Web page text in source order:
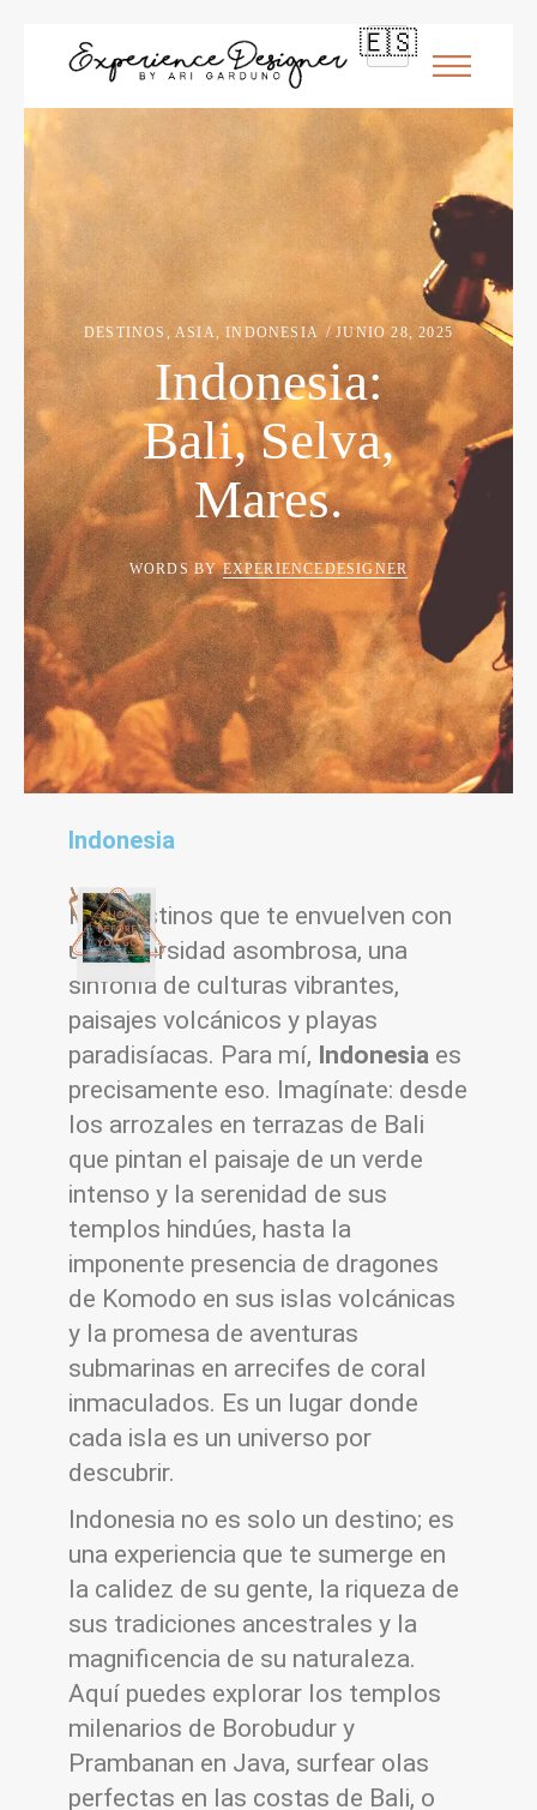
🇪🇸
DESTINOS ASIA ,INDONESIA JUNIO 28, 2025
Indonesia:
Bali, Selva,
Mares.
WORDS BYEXPERIENCEDESIGNER
Indonesia
Hay destinos que te envuelven con
una diversidad asombrosa, una
sinfonía de culturas vibrantes,
paisajes volcánicos y playas
paradisíacas. Para mí, Indonesiaes
precisamente eso. Imagínate: desde
los arrozales en terrazas de Bali
que pintan el paisaje de un verde
intenso y la serenidad de sus
templos hindúes, hasta la
imponente presencia de dragones
de Komodo en sus islas volcánicas
y la promesa de aventuras
submarinas en arrecifes de coral
inmaculados. Es un lugar donde
cada isla es un universo por
descubrir.
Indonesia no es solo un destino; es
una experiencia que te sumerge en
la calidez de su gente, la riqueza de
sus tradiciones ancestrales y la
magnificencia de su naturaleza.
Aquí puedes explorar los templos
milenarios de Borobudur y
Prambanan en Java, surfear olas
perfectas en las costas de Bali, o